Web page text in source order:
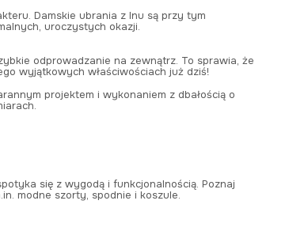
Damskie ubrania z lnu są przy tym
uroczystych okazji.
odprowadzanie na zewnątrz. To sprawia, że
wyjątkowych właściwościach już dziś!
projektem i wykonaniem z dbałością o
się z wygodą i funkcjonalnością. Poznaj
modne szorty, spodnie i koszule.